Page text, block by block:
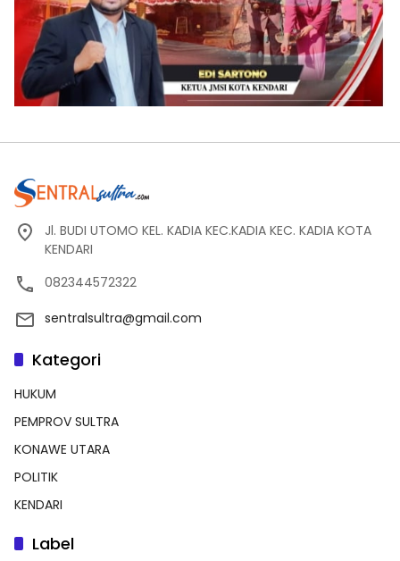
Jl. BUDI UTOMO KEL. KADIA KEC.KADIA KEC. KADIA KOTA
KENDARI
082344572322
sentralsultra@gmail.com
Kategori
HUKUM
PEMPROV SULTRA
KONAWE UTARA
POLITIK
KENDARI
Label